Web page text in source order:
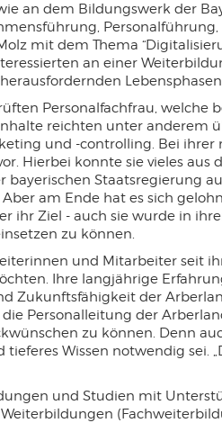
an dem Bildungswerk der
mit dem Thema
an einer
Personalfachfrau,
reichten unter
und -controlling. Bei
Hierbei konnte sie vieles
Staatsregierung
am Ende hat es sich
ihr Ziel - auch sie wurde in
zu können.
und Mitarbeiter seit
Ihre langjährige
Zukunftsfähigkeit der
Personalleitung der
zu können. Denn
Wissen notwendig sei.
und Studien mit